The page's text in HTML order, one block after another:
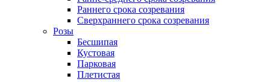
Раннего срока созревания
Сверхраннего срока созревания
Розы
Бесшипая
Кустовая
Парковая
Плетистая